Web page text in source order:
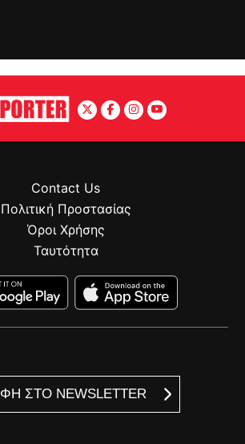
ΣΤΟ NEWSLETTER
Contact Us
Πολιτική Προστασίας
Όροι Χρήσης
Ταυτότητα